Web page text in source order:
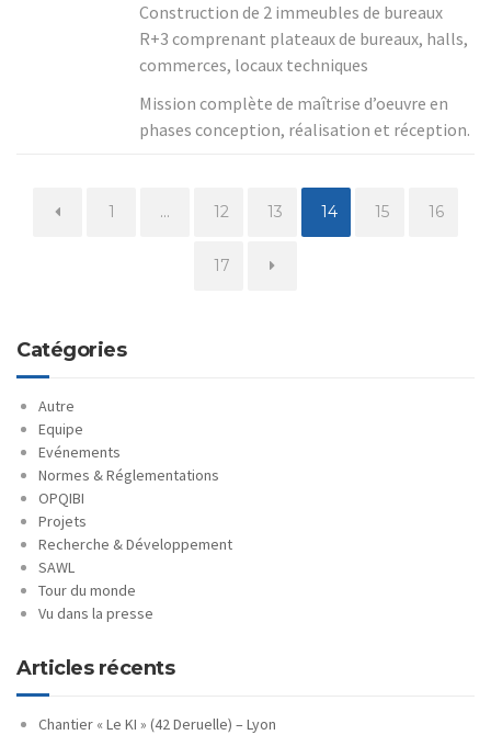
Construction de 2 immeubles de bureaux
R+3 comprenant plateaux de bureaux, halls,
commerces, locaux techniques
Mission complète de maîtrise d’oeuvre en
phases conception, réalisation et réception.
Page
1 … Page
12 Page
13 Page
14 Page
15 Page
16
Page
17
Catégories
Autre
Equipe
Evénements
Normes & Réglementations
OPQIBI
Projets
Recherche & Développement
SAWL
Tour du monde
Vu dans la presse
Articles récents
Chantier « Le KI » (42 Deruelle) – Lyon